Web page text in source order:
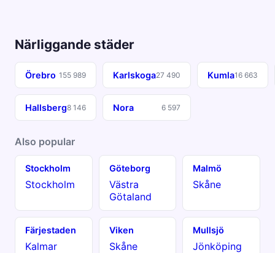
Närliggande städer
Örebro 155 989 Karlskoga27 490 Kumla16 663
Hallsberg8 146 Nora 6 597
Also popular
Stockholm
Stockholm
Göteborg
Västra
Götaland
Malmö
Skåne
Färjestaden
Kalmar
Viken
Skåne
Mullsjö
Jönköping